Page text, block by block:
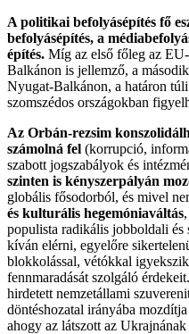
A politikai befolyásépítés fő
befolyásépítés, a
építés. Míg az első főleg az
Balkánon is jellemző, a
Nyugat-Balkánon, a határon
szomszédos országokban
Az Orbán-rezsim
számolná fel (korrupció,
szabott jogszabályok és
szinten is kényszerpályán
globális fősodorból, és mivel
és kulturális hegemóniaváltás
populista radikális jobboldali és
kíván elérni, egyelőre
blokkolással, vétókkal
fennmaradását szolgáló
hirdetett nemzetállami
döntéshozatal irányába
ahogy az látszott az